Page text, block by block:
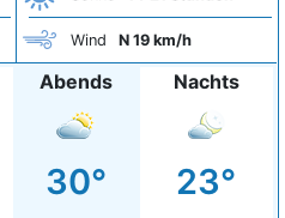
Wind N 19 km/h
Abends
30°
Nachts
23°